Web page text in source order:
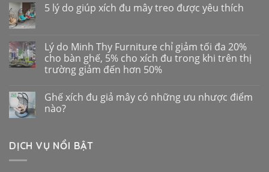
5 lý do giúp xích đu mây treo được yêu thích
Lý do Minh Thy Furniture chỉ giảm tối đa 20%
cho bàn ghế, 5% cho xích đu trong khi trên thị
trường giảm đến hơn 50%
Ghế xích đu giả mây có những ưu nhược điểm
nào?
DỊCH VỤ NỔI BẬT